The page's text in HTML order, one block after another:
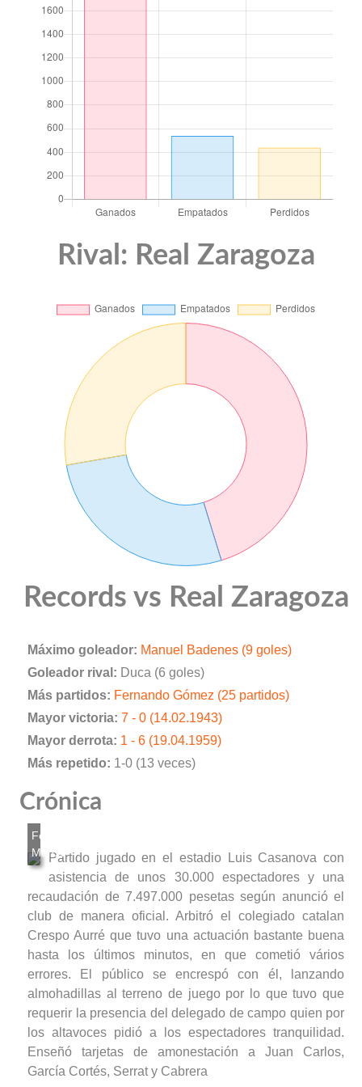
Rival: Real Zaragoza
Records vs Real Zaragoza
Máximo goleador: Manuel Badenes (9 goles)
Goleador rival: Duca (6 goles)
Más partidos: Fernando Gómez (25 partidos)
Mayor victoria: 7 - 0 (14.02.1943)
Mayor derrota: 1 - 6 (19.04.1959)
Más repetido: 1-0 (13 veces)
Crónica
Partido jugado en el estadio Luis Casanova con
asistencia de unos 30.000 espectadores y una
recaudación de 7.497.000 pesetas según anunció el
club de manera oficial. Arbitró el colegiado catalan
Crespo Aurré que tuvo una actuación bastante buena
hasta los últimos minutos, en que cometió vários
errores. El público se encrespó con él, lanzando
almohadillas al terreno de juego por lo que tuvo que
requerir la presencia del delegado de campo quien por
los altavoces pidió a los espectadores tranquilidad.
Enseñó tarjetas de amonestación a Juan Carlos,
García Cortés, Serrat y Cabrera